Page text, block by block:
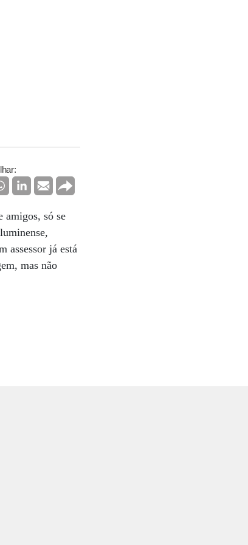
amigos, só se
assessor já está
mas não